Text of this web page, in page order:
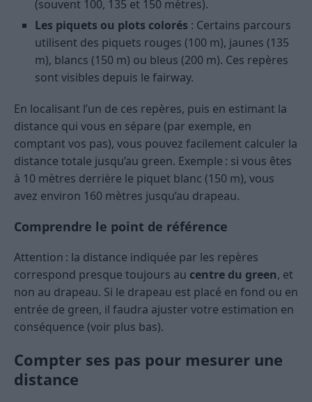
(souvent 100, 135 et 150 mètres).
Les piquets ou plots colorés : Certains parcours
utilisent des piquets rouges (100 m), jaunes (135
m), blancs (150 m) ou bleus (200 m). Ces repères
sont visibles depuis le fairway.
En localisant l’un de ces repères, puis en estimant la
distance qui vous en sépare (par exemple, en
comptant vos pas), vous pouvez facilement calculer la
distance totale jusqu’au green. Exemple : si vous êtes
à 10 mètres derrière le piquet blanc (150 m), vous
avez environ 160 mètres jusqu’au drapeau.
Comprendre le point de référence
Attention : la distance indiquée par les repères
correspond presque toujours au centre du green, et
non au drapeau. Si le drapeau est placé en fond ou en
entrée de green, il faudra ajuster votre estimation en
conséquence (voir plus bas).
Compter ses pas pour mesurer une
distance